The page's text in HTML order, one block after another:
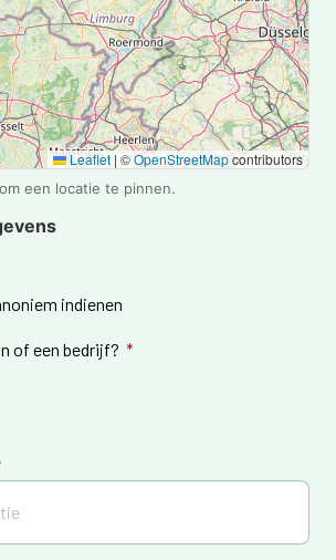
Leaflet | ©OpenStreetMapcontributors
een locatie te pinnen.
indienen
of een bedrijf?